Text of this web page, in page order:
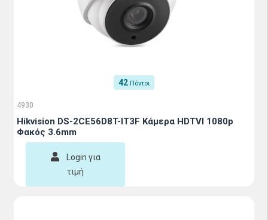
42 Πόντοι
4930
Hikvision DS-2CE56D8T-IT3F Κάμερα HDTVI 1080p
Φακός 3.6mm
Login για
τιμή